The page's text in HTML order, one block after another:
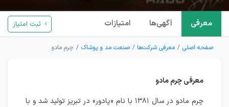
معرفی آگهی‌ها امتیازات ثبت امتیاز
صفحه اصلی معرفی شرکت‌ها صنعت مد و پوشاک چرم مادو
معرفی چرم مادو
چرم مادو در سال ۱۳۸۱ با نام «پادور» در تبریز تولید شد و با